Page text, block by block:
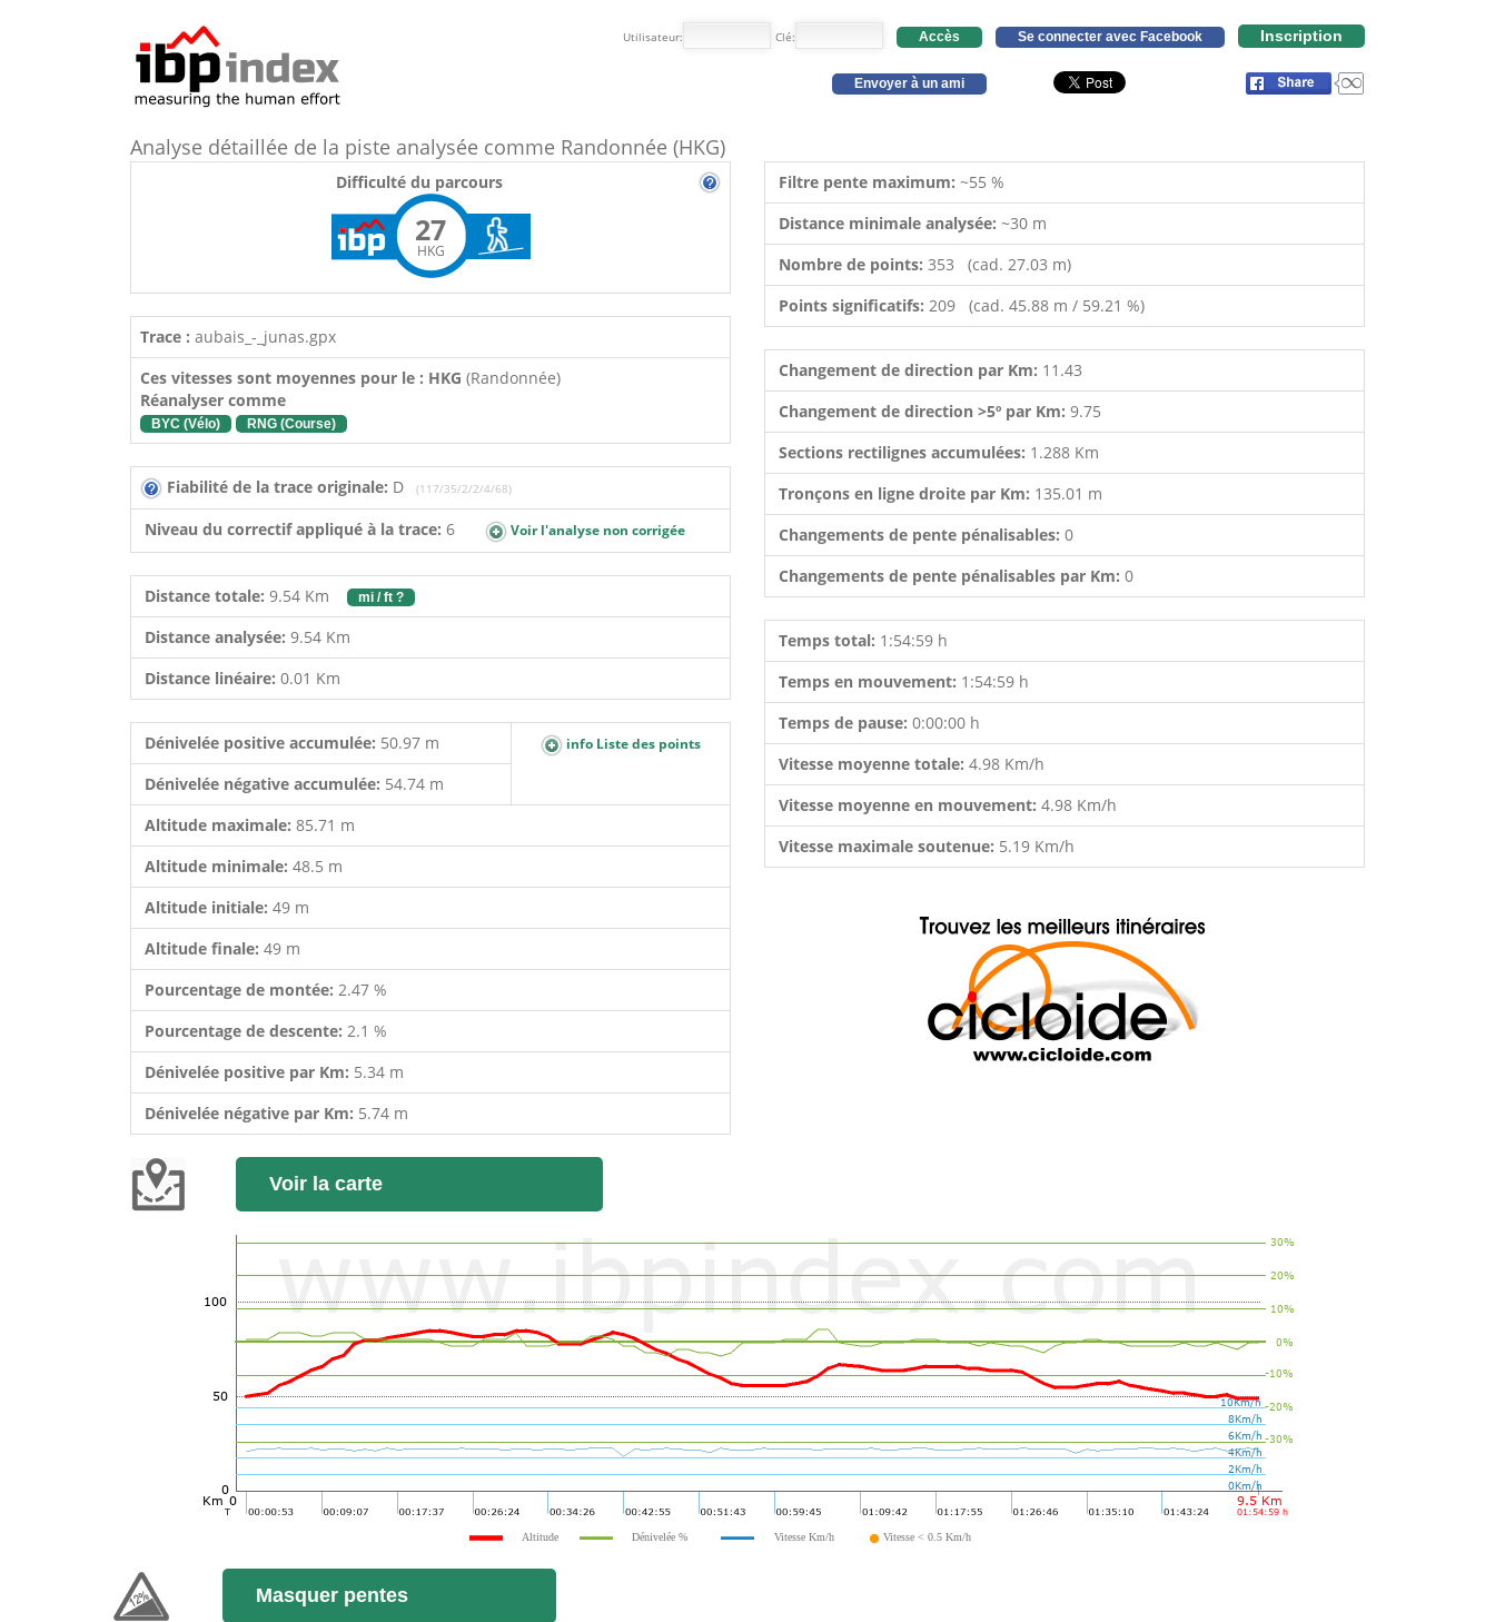
Utilisateur: Clé: Accès Se connecter avec Facebook Inscription
Envoyer à un ami
Analyse détaillée de la piste analysée comme Randonnée (HKG)
Difficulté du parcours
27
HKG
Trace : aubais_-_junas.gpx
Ces vitesses sont moyennes pour le : HKG (Randonnée)
Réanalyser comme
BYC (Vélo) RNG (Course)
Fiabilité de la trace originale: D (117/35/2/2/4/68)
Niveau du correctif appliqué à la trace: 6 Voir l'analyse non corrigée
Distance totale: 9.54 Km mi / ft ?
Distance analysée: 9.54 Km
Distance linéaire: 0.01 Km
Dénivelée positive accumulée: 50.97 m info Liste des points
Dénivelée négative accumulée: 54.74 m
Altitude maximale: 85.71 m
Altitude minimale: 48.5 m
Altitude initiale: 49 m
Altitude finale: 49 m
Pourcentage de montée: 2.47 %
Pourcentage de descente: 2.1 %
Dénivelée positive par Km: 5.34 m
Dénivelée négative par Km: 5.74 m
Filtre pente maximum: ~55 %
Distance minimale analysée: ~30 m
Nombre de points: 353 (cad. 27.03 m)
Points significatifs: 209 (cad. 45.88 m / 59.21 %)
Changement de direction par Km: 11.43
Changement de direction >5º par Km: 9.75
Sections rectilignes accumulées: 1.288 Km
Tronçons en ligne droite par Km: 135.01 m
Changements de pente pénalisables: 0
Changements de pente pénalisables par Km: 0
Temps total: 1:54:59 h
Temps en mouvement: 1:54:59 h
Temps de pause: 0:00:00 h
Vitesse moyenne totale: 4.98 Km/h
Vitesse moyenne en mouvement: 4.98 Km/h
Vitesse maximale soutenue: 5.19 Km/h
Voir la carte
Altitude Dénivelée % Vitesse Km/h Vitesse < 0.5 Km/h
Masquer pentes